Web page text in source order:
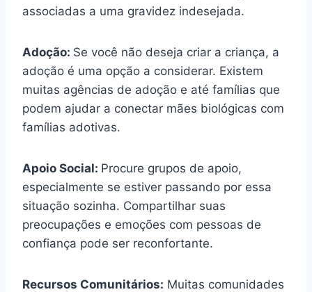
associadas a uma gravidez indesejada.
Adoção: Se você não deseja criar a criança, a
adoção é uma opção a considerar. Existem
muitas agências de adoção e até famílias que
podem ajudar a conectar mães biológicas com
famílias adotivas.
Apoio Social: Procure grupos de apoio,
especialmente se estiver passando por essa
situação sozinha. Compartilhar suas
preocupações e emoções com pessoas de
confiança pode ser reconfortante.
Recursos Comunitários: Muitas comunidades